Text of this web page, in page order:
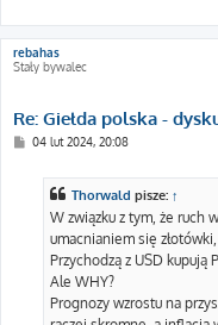
rebahas
Stały bywalec
Re: Giełda polska -
P04 lut 2024, 20:08
Thorwald pisze: ↑
W związku z tym, że ruch
umacnianiem się
Przychodzą z USD kupują
Ale WHY?
Prognozy wzrostu na